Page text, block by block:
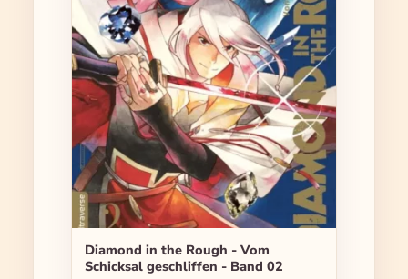
Diamond in the Rough - Vom
Schicksal geschliffen - Band 02